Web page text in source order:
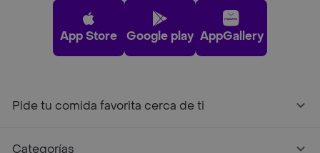
App Store Google play AppGallery
Pide tu comida favorita cerca de ti
Categorías